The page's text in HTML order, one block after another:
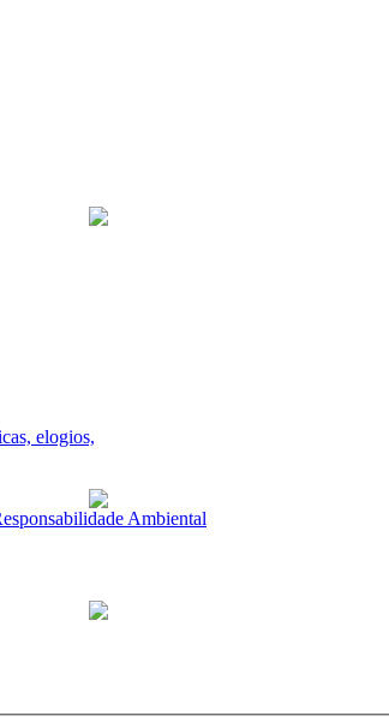
elogios,
Ambiental